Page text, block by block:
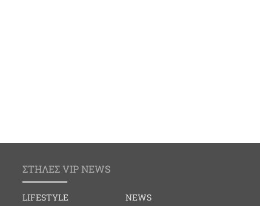
ΣΤΗΛΕΣ VIP NEWS
LIFESTYLE
NEWS